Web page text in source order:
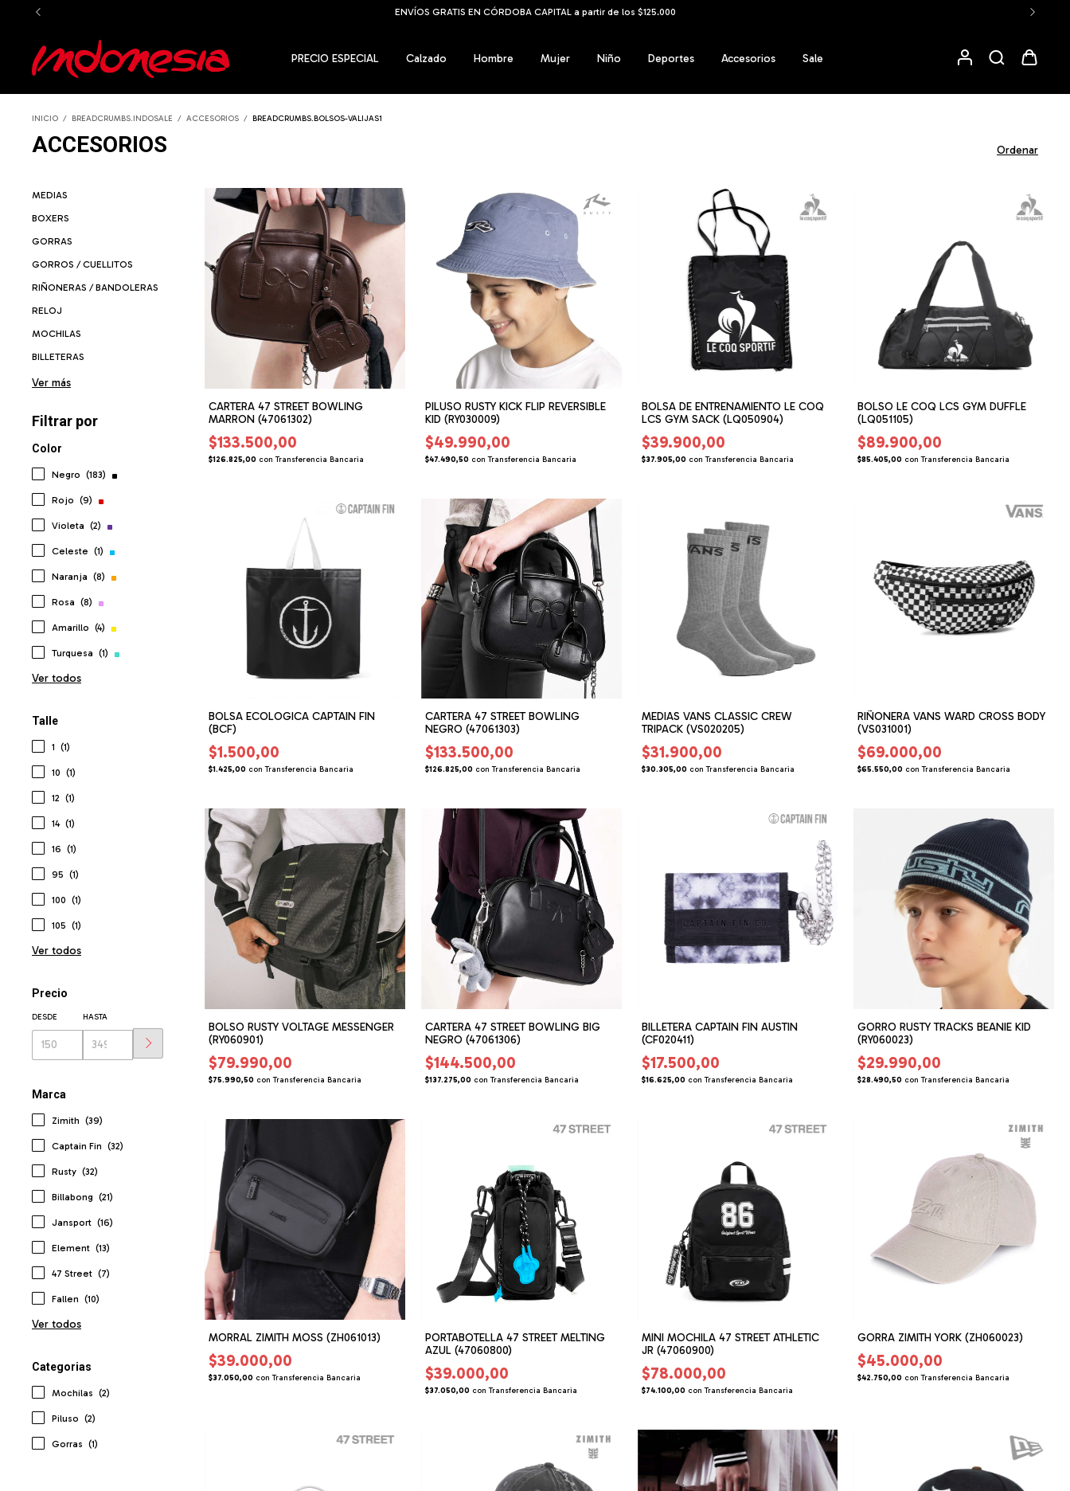
6 cuotas SIN INTERÉS con tarjeta de debito
PRECIO ESPECIAL Calzado Hombre Mujer Niño Deportes Accesorios Sale
INICIO / BREADCRUMBS.INDOSALE / ACCESORIOS / BREADCRUMBS.BOLSOS-VALIJAS1
ACCESORIOS Ordenar
MEDIAS
BOXERS
GORRAS
GORROS / CUELLITOS
RIÑONERAS / BANDOLERAS
RELOJ
MOCHILAS
BILLETERAS
Ver más
Filtrar por
Color
Negro (183)
Rojo (9)
Violeta (2)
Celeste (1)
Naranja (8)
Rosa (8)
Amarillo (4)
Turquesa (1)
Ver todos
Talle
1 (1)
10 (1)
12 (1)
14 (1)
16 (1)
95 (1)
100 (1)
105 (1)
Ver todos
Precio
DESDE HASTA
Marca
Zimith (39)
Captain Fin (32)
Rusty (32)
Billabong (21)
Jansport (16)
Element (13)
47 Street (7)
Fallen (10)
Ver todos
Categorias
Mochilas (2)
Piluso (2)
Gorras (1)
CARTERA 47 STREET BOWLING
MARRON (47061302)
$133.500,00
$126.825,00 con Transferencia Bancaria
PILUSO RUSTY KICK FLIP REVERSIBLE
KID (RY030009)
$49.990,00
$47.490,50 con Transferencia Bancaria
BOLSA DE ENTRENAMIENTO LE COQ
LCS GYM SACK (LQ050904)
$39.900,00
$37.905,00 con Transferencia Bancaria
BOLSO LE COQ LCS GYM DUFFLE
(LQ051105)
$89.900,00
$85.405,00 con Transferencia Bancaria
BOLSA ECOLOGICA CAPTAIN FIN
(BCF)
$1.500,00
$1.425,00 con Transferencia Bancaria
CARTERA 47 STREET BOWLING
NEGRO (47061303)
$133.500,00
$126.825,00 con Transferencia Bancaria
MEDIAS VANS CLASSIC CREW
TRIPACK (VS020205)
$31.900,00
$30.305,00 con Transferencia Bancaria
RIÑONERA VANS WARD CROSS BODY
(VS031001)
$69.000,00
$65.550,00 con Transferencia Bancaria
BOLSO RUSTY VOLTAGE MESSENGER
(RY060901)
$79.990,00
$75.990,50 con Transferencia Bancaria
CARTERA 47 STREET BOWLING BIG
NEGRO (47061306)
$144.500,00
$137.275,00 con Transferencia Bancaria
BILLETERA CAPTAIN FIN AUSTIN
(CF020411)
$17.500,00
$16.625,00 con Transferencia Bancaria
GORRO RUSTY TRACKS BEANIE KID
(RY060023)
$29.990,00
$28.490,50 con Transferencia Bancaria
MORRAL ZIMITH MOSS (ZH061013)
$39.000,00
$37.050,00 con Transferencia Bancaria
PORTABOTELLA 47 STREET MELTING
AZUL (47060800)
$39.000,00
$37.050,00 con Transferencia Bancaria
MINI MOCHILA 47 STREET ATHLETIC
JR (47060900)
$78.000,00
$74.100,00 con Transferencia Bancaria
GORRA ZIMITH YORK (ZH060023)
$45.000,00
$42.750,00 con Transferencia Bancaria